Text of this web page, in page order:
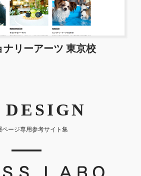
リーアーツ 東京校
ページ専用参考サイト集
｜